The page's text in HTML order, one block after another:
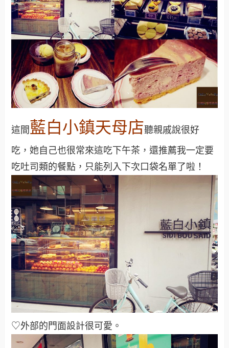
這間 藍白小鎮天母店聽親戚說很好
吃，她自己也很常來這吃下午茶，還推薦我一定要
吃吐司類的餐點，只能列入下次口袋名單了啦！
♡外部的門面設計很可愛。